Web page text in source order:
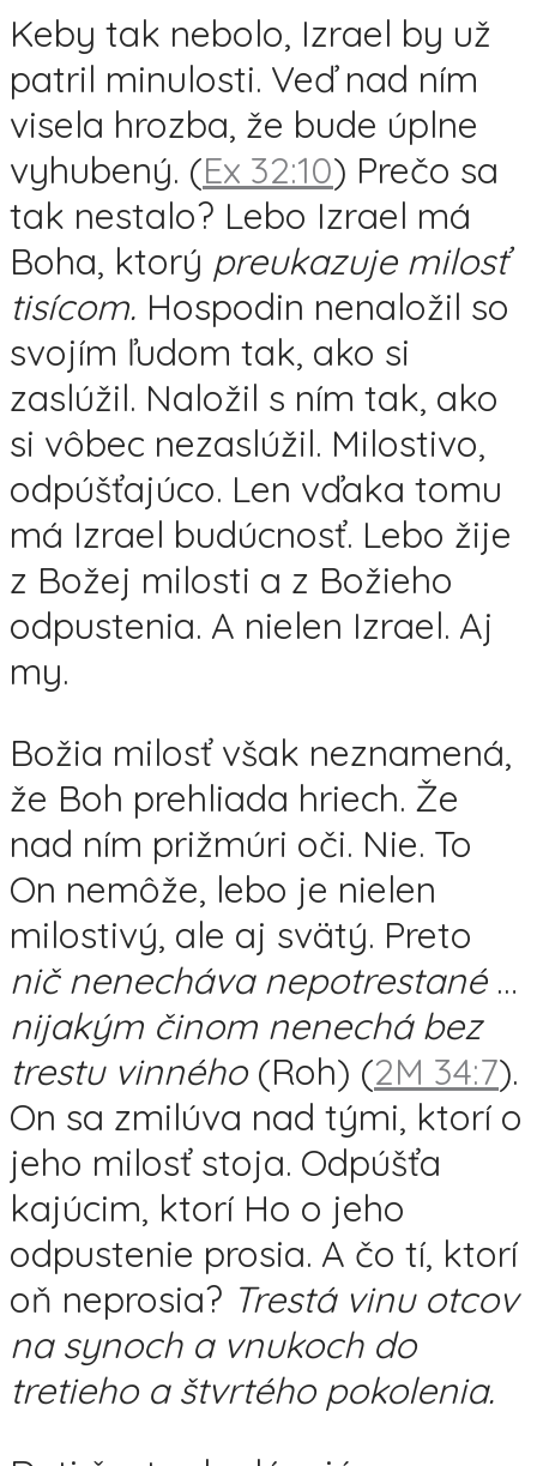
Keby tak nebolo, Izrael by už
patril minulosti. Veď nad ním
visela hrozba, že bude úplne
vyhubený. (Ex 32:10) Prečo sa
tak nestalo? Lebo Izrael má
Boha, ktorý preukazuje milosť
tisícom. Hospodin nenaložil so
svojím ľudom tak, ako si
zaslúžil. Naložil s ním tak, ako
si vôbec nezaslúžil. Milostivo,
odpúšťajúco. Len vďaka tomu
má Izrael budúcnosť. Lebo žije
z Božej milosti a z Božieho
odpustenia. A nielen Izrael. Aj
my.
Božia milosť však neznamená,
že Boh prehliada hriech. Že
nad ním prižmúri oči. Nie. To
On nemôže, lebo je nielen
milostivý, ale aj svätý. Preto
nič nenecháva nepotrestané…
nijakým činom nenechá bez
trestu vinného(Roh) (2M 34:7).
On sa zmilúva nad tými, ktorí o
jeho milosť stoja. Odpúšťa
kajúcim, ktorí Ho o jeho
odpustenie prosia. A čo tí, ktorí
oň neprosia? Trestá vinu otcov
na synoch a vnukoch do
tretieho a štvrtého pokolenia.